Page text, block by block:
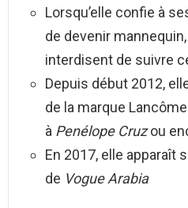
Lorsqu’elle confie à
de devenir
interdisent de suivre
Depuis début 2012,
de la marque
à Penélope Cruzou
En 2017, elle apparaît
de Vogue Arabia